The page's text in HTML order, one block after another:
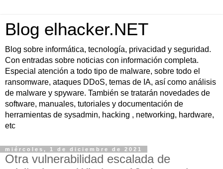
Blog elhacker.NET
Blog sobre informática, tecnología, privacidad y seguridad.
Con entradas sobre noticias con información completa.
Especial atención a todo tipo de malware, sobre todo el
ransomware, ataques DDoS, temas de IA, así como análisis
de malware y spyware. También se tratarán novedades de
software, manuales, tutoriales y documentación de
herramientas de sysadmin, hacking , networking, hardware,
etc
miércoles, 1 de diciembre de 2021
Otra vulnerabilidad escalada de